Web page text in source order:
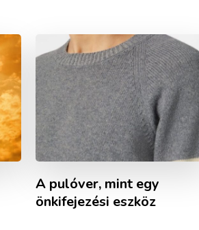
A pulóver, mint egy
önkifejezési eszköz